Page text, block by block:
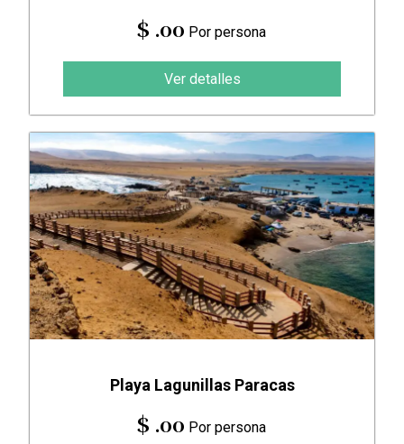
$ .00 Por persona
Ver detalles
Playa Lagunillas Paracas
$ .00 Por persona